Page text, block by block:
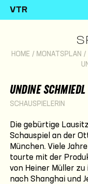
VTR
HOME / MONATSPLAN /
UNDINE SCHMIEDL
SCHAUSPIELERIN
Die gebürtige
Schauspiel an der
München. Viele
tourte mit der
von Heiner Müller
nach Shanghai und